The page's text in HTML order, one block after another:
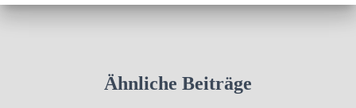
Ähnliche Beiträge